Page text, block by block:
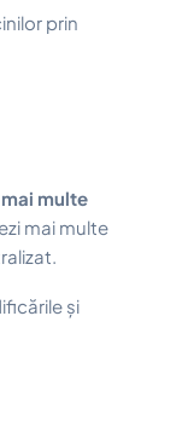
prin
multe
mai multe
și